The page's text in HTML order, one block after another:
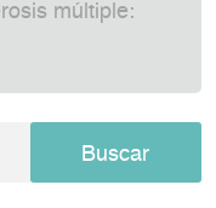
múltiple: